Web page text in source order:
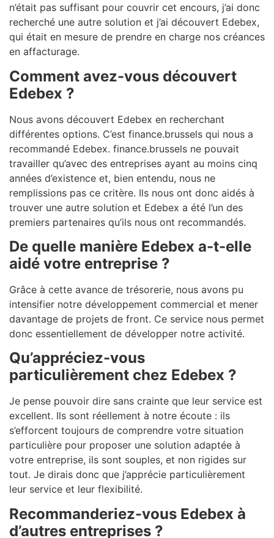
n’était pas suffisant pour couvrir cet encours, j’ai donc
recherché une autre solution et j’ai découvert Edebex,
qui était en mesure de prendre en charge nos créances
en affacturage.
Comment avez-vous découvert
Edebex ?
Nous avons découvert Edebex en recherchant
différentes options. C’est finance.brussels qui nous a
recommandé Edebex. finance.brussels ne pouvait
travailler qu’avec des entreprises ayant au moins cinq
années d’existence et, bien entendu, nous ne
remplissions pas ce critère. Ils nous ont donc aidés à
trouver une autre solution et Edebex a été l’un des
premiers partenaires qu’ils nous ont recommandés.
De quelle manière Edebex a-t-elle
aidé votre entreprise ?
Grâce à cette avance de trésorerie, nous avons pu
intensifier notre développement commercial et mener
davantage de projets de front. Ce service nous permet
donc essentiellement de développer notre activité.
Qu’appréciez-vous
particulièrement chez Edebex ?
Je pense pouvoir dire sans crainte que leur service est
excellent. Ils sont réellement à notre écoute : ils
s’efforcent toujours de comprendre votre situation
particulière pour proposer une solution adaptée à
votre entreprise, ils sont souples, et non rigides sur
tout. Je dirais donc que j’apprécie particulièrement
leur service et leur flexibilité.
Recommanderiez-vous Edebex à
d’autres entreprises ?